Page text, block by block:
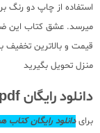
استفاده از چاپ دو رنگ
میرسد. عشق کتاب این
قیمت و بالاترین تخفیف
منزل تحویل بگیرید
دانلود رایگان pdf کتاب هشتگ امتحان فارسی 3 کاگو
برایدانلود رایگان